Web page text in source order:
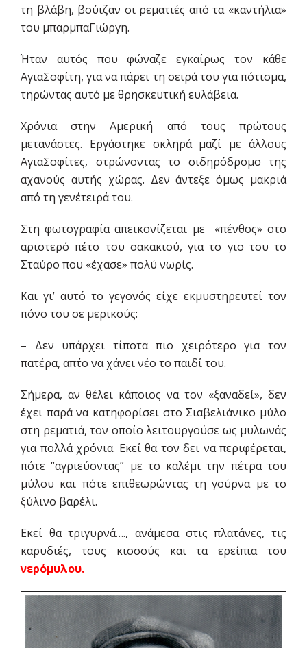
τη βλάβη, βούιζαν οι ρεματιές από τα «καντήλια»
του μπαρμπαΓιώργη.
Ήταν αυτός που φώναζε εγκαίρως τον κάθε
ΑγιαΣοφίτη, για να πάρει τη σειρά του για πότισμα,
τηρώντας αυτό με θρησκευτική ευλάβεια.
Χρόνια στην Αμερική από τους πρώτους
μετανάστες. Εργάστηκε σκληρά μαζί με άλλους
ΑγιαΣοφίτες, στρώνοντας το σιδηρόδρομο της
αχανούς αυτής χώρας. Δεν άντεξε όμως μακριά
από τη γενέτειρά του.
Στη φωτογραφία απεικονίζεται με «πένθος» στο
αριστερό πέτο του σακακιού, για το γιο του το
Σταύρο που «έχασε» πολύ νωρίς.
Και γι’ αυτό το γεγονός είχε εκμυστηρευτεί τον
πόνο του σε μερικούς:
– Δεν υπάρχει τίποτα πιο χειρότερο για τον
πατέρα, απ΄το να χάνει νέο το παιδί του.
Σήμερα, αν θέλει κάποιος να τον «ξαναδεί», δεν
έχει παρά να κατηφορίσει στο Σιαβελιάνικο μύλο
στη ρεματιά, τον οποίο λειτουργούσε ως μυλωνάς
για πολλά χρόνια. Εκεί θα τον δει να περιφέρεται,
πότε “αγριεύοντας” με το καλέμι την πέτρα του
μύλου και πότε επιθεωρώντας τη γούρνα με το
ξύλινο βαρέλι.
Εκεί θα τριγυρνά…., ανάμεσα στις πλατάνες, τις
καρυδιές, τους κισσούς και τα ερείπια του
νερόμυλου.